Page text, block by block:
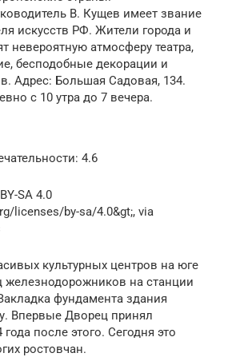
В. Кущев имеет звание
искусств РФ. Жители города и
невероятную атмосферу театра,
бесподобные декорации и
Адрес: Большая Садовая, 134.
с 10 утра до 7 вечера.
4.6
SA 4.0
licenses/by-sa/4.0&gt;, via
культурных центров на юге
железнодорожников на станции
фундамента здания
Впервые Дворец принял
года после этого. Сегодня это
ростовчан.